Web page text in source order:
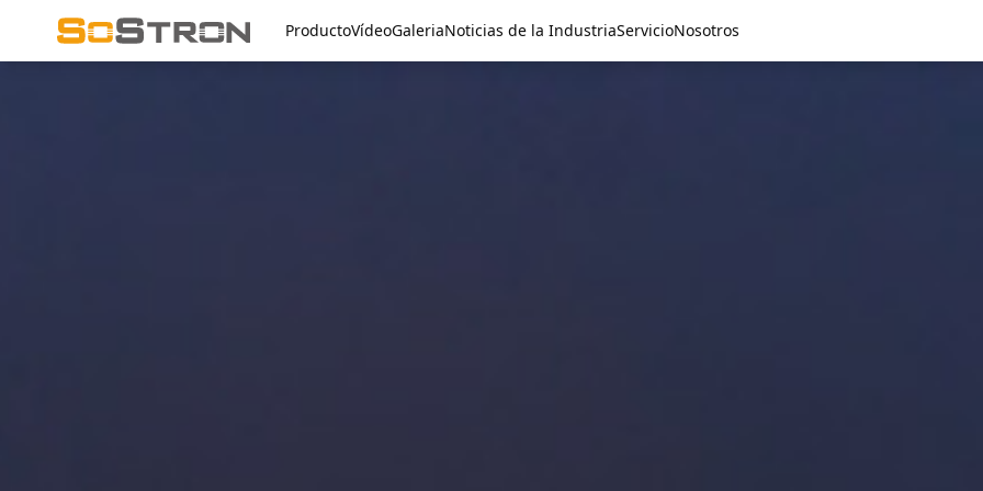
ProductoVídeoGaleriaNoticias de la IndustriaServicioNosotros